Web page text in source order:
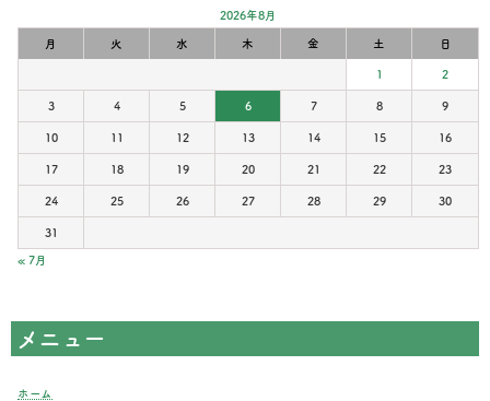
2026年8月
月 火 水 木 金 土 日
1 2
3 4 5 6 7 8 9
10 11 12 13 14 15 16
17 18 19 20 21 22 23
24 25 26 27 28 29 30
31
« 7月
メニュー
ホーム